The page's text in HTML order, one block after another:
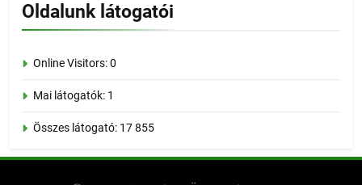
Oldalunk látogatói
Online Visitors:0
Mai látogatók: 1
Összes látogató: 17 855